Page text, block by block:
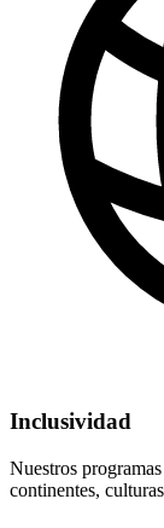
Inclusividad
Nuestros
continentes,